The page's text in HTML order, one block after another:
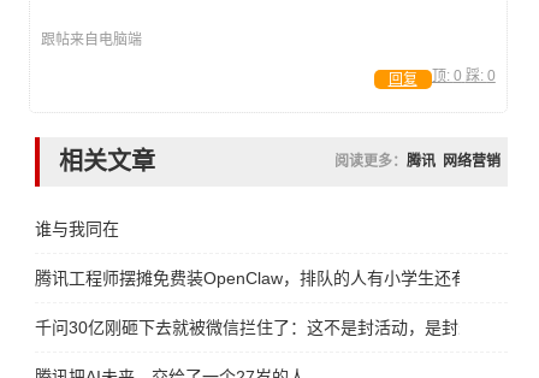
跟帖来自电脑端
顶: 0 踩: 0
回复
相关文章 阅读更多： 腾讯 网络营销
谁与我同在
腾讯工程师摆摊免费装OpenClaw，排队的人有小学生还有大妈
千问30亿刚砸下去就被微信拦住了：这不是封活动，是封未来